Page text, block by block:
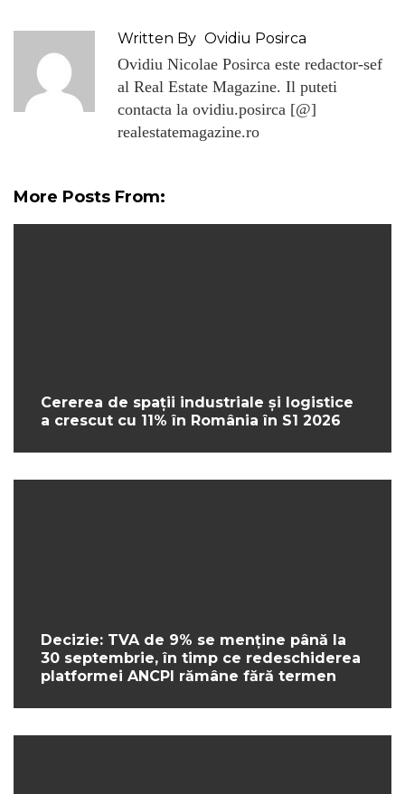
Written By Ovidiu Posirca
Ovidiu Nicolae Posirca este redactor-sef
al Real Estate Magazine. Il puteti
contacta la ovidiu.posirca [@]
realestatemagazine.ro
More Posts From:
Cererea de spații industriale și logistice
a crescut cu 11% în România în S1 2026
Decizie: TVA de 9% se menține până la
30 septembrie, în timp ce redeschiderea
platformei ANCPI rămâne fără termen